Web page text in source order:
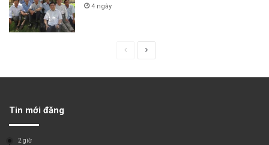
4 ngày
Tin mới đăng
2 giờ